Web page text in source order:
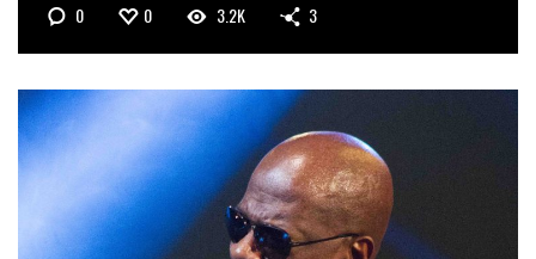
0 0 3.2K 3